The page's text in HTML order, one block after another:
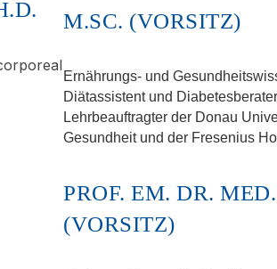
M.SC. (VORSITZ)
Ernährungs- und
Diätassistent und
Lehrbeauftragter der Donau
Gesundheit und der Fresenius
PROF. EM. DR.
(VORSITZ)